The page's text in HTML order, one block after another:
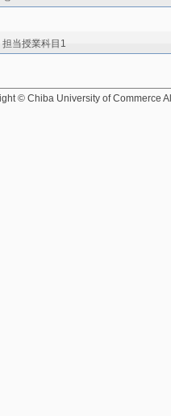
担当授業科目1